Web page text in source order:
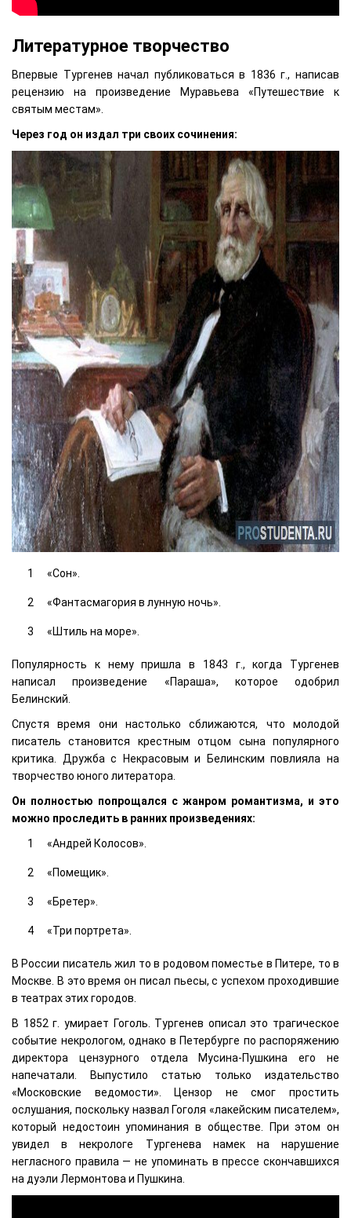
Литературное творчество
Впервые Тургенев начал публиковаться в 1836 г., написав
рецензию на произведение Муравьева «Путешествие к
святым местам».
Через год он издал три своих сочинения:
«Сон».
«Фантасмагория в лунную ночь».
«Штиль на море».
Популярность к нему пришла в 1843 г., когда Тургенев
написал произведение «Параша», которое одобрил
Белинский.
Спустя время они настолько сближаются, что молодой
писатель становится крестным отцом сына популярного
критика. Дружба с Некрасовым и Белинским повлияла на
творчество юного литератора.
Он полностью попрощался с жанром романтизма, и это
можно проследить в ранних произведениях:
«Андрей Колосов».
«Помещик».
«Бретер».
«Три портрета».
В России писатель жил то в родовом поместье в Питере, то в
Москве. В это время он писал пьесы, с успехом проходившие
в театрах этих городов.
В 1852 г. умирает Гоголь. Тургенев описал это трагическое
событие некрологом, однако в Петербурге по распоряжению
директора цензурного отдела Мусина-Пушкина его не
напечатали. Выпустило статью только издательство
«Московские ведомости». Цензор не смог простить
ослушания, поскольку назвал Гоголя «лакейским писателем»,
который недостоин упоминания в обществе. При этом он
увидел в некрологе Тургенева намек на нарушение
негласного правила — не упоминать в прессе скончавшихся
на дуэли Лермонтова и Пушкина.